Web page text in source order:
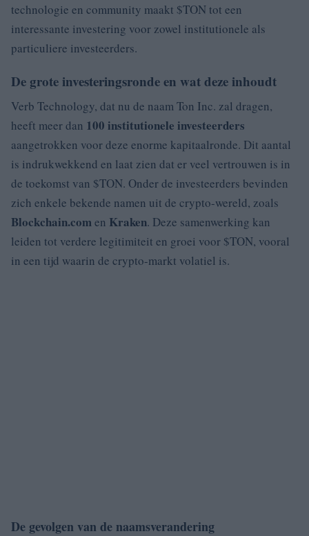
technologie en community maakt $TON tot een
interessante investering voor zowel institutionele als
particuliere investeerders.
De grote investeringsronde en wat deze inhoudt
Verb Technology, dat nu de naam Ton Inc. zal dragen,
heeft meer dan 100 institutionele investeerders
aangetrokken voor deze enorme kapitaalronde. Dit aantal
is indrukwekkend en laat zien dat er veel vertrouwen is in
de toekomst van $TON. Onder de investeerders bevinden
zich enkele bekende namen uit de crypto-wereld, zoals
Blockchain.comen Kraken. Deze samenwerking kan
leiden tot verdere legitimiteit en groei voor $TON, vooral
in een tijd waarin de crypto-markt volatiel is.
De gevolgen van de naamsverandering